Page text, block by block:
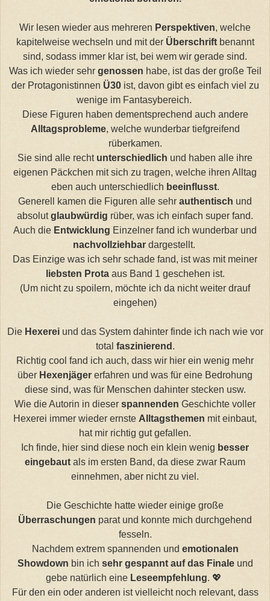
Wir lesen wieder aus mehreren Perspektiven, welche
kapitelweise wechseln und mit der Überschrift benannt
sind, sodass immer klar ist, bei wem wir gerade sind.
Was ich wieder sehr genossen habe, ist das der große Teil
der Protagonistinnen Ü30 ist, davon gibt es einfach viel zu
wenige im Fantasybereich.
Diese Figuren haben dementsprechend auch andere
Alltagsprobleme, welche wunderbar tiefgreifend
rüberkamen.
Sie sind alle recht unterschiedlich und haben alle ihre
eigenen Päckchen mit sich zu tragen, welche ihren Alltag
eben auch unterschiedlich beeinflusst.
Generell kamen die Figuren alle sehr authentisch und
absolutglaubwürdig rüber, was ich einfach super fand.
Auch die Entwicklung Einzelner fand ich wunderbar und
nachvollziehbar dargestellt.
Das Einzige was ich sehr schade fand, ist was mit meiner
liebsten Prota aus Band 1 geschehen ist.
(Um nicht zu spoilern, möchte ich da nicht weiter drauf
eingehen)
Die Hexerei und das System dahinter finde ich nach wie vor
total faszinierend .
Richtig cool fand ich auch, dass wir hier ein wenig mehr
über Hexenjäger erfahren und was für eine Bedrohung
diese sind, was für Menschen dahinter stecken usw.
Wie die Autorin in dieser spannenden Geschichte voller
Hexerei immer wieder ernste Alltagsthemen mit einbaut,
hat mir richtig gut gefallen.
Ich finde, hier sind diese noch ein klein wenig besser
eingebaut als im ersten Band, da diese zwar Raum
einnehmen, aber nicht zu viel.
Die Geschichte hatte wieder einige große
Überraschungen parat und konnte mich durchgehend
fesseln.
Nachdem extrem spannenden und emotionalen
Showdown bin ich sehr gespannt auf das Finaleund
gebe natürlich eine Leseempfehlung. 💖
Für den ein oder anderen ist vielleicht noch relevant, dass